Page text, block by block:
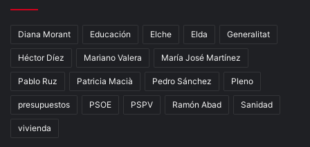
Diana Morant Educación Elche Elda Generalitat
Héctor Díez Mariano Valera María José Martínez
Pablo Ruz Patricia Macià Pedro Sánchez Pleno
presupuestos PSOE PSPV Ramón Abad Sanidad
vivienda